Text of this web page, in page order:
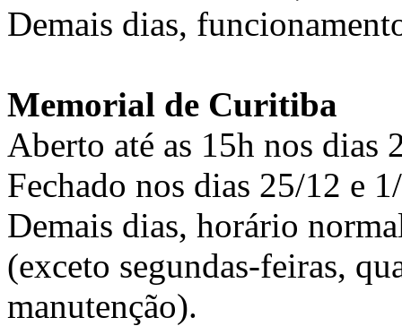
Demais dias,
Memorial de Curitiba
Aberto até as 15h nos dias
Fechado nos dias 25/12 e
Demais dias, horário
(exceto segundas-feiras,
manutenção).